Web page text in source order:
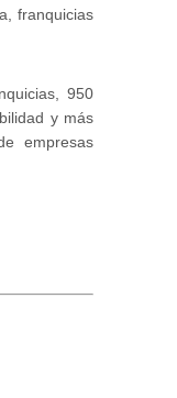
franquicias
950
y más
empresas